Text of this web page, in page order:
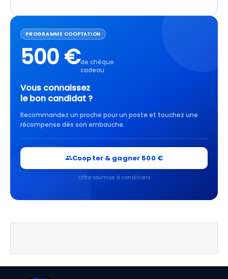
PROGRAMME COOPTATION
500 €de chèque
cadeau
Vous connaissez
le bon candidat ?
Recommandez un proche pour un poste et touchez une
récompense dès son embauche.
Coopter & gagner 500 €
Offre soumise à conditions